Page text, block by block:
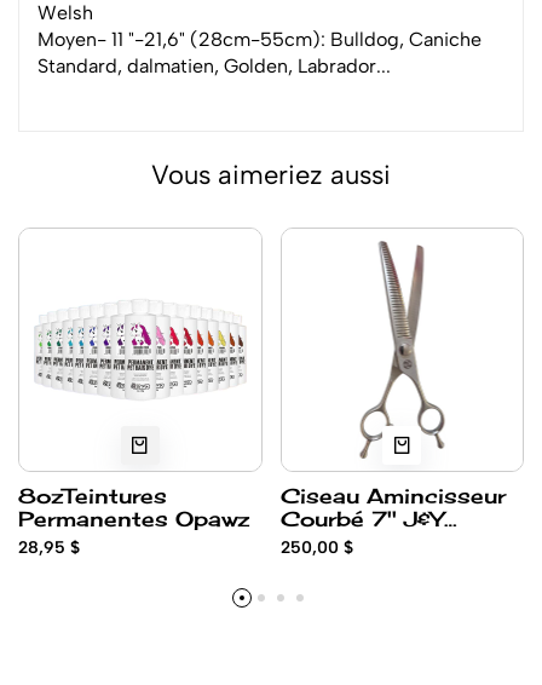
Welsh
Moyen- 11 "-21,6" (28cm-55cm): Bulldog, Caniche
Standard, dalmatien, Golden, Labrador...
Vous aimeriez aussi
8ozTeintures
Permanentes Opawz
28,95 $
Ciseau Amincisseur
Courbé 7'' J&Y
Sakura JQ737 par Ty
Teniki- VG-10
250,00 $